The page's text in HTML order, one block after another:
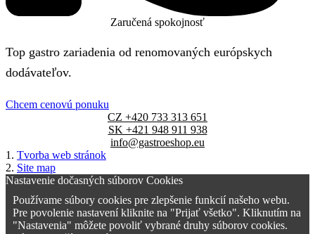
Zaručená spokojnosť
Top gastro zariadenia od renomovaných európskych
dodávateľov.
Chcem cenovú ponuku
CZ +420 733 313 651
SK +421 948 911 938
info@gastroeshop.eu
1. Tvorba web stránok
2. Site map
Nastavenie dočasných súborov Cookies
Používame súbory cookies pre zlepšenie funkcií našeho webu.
Pre povolenie nastavení kliknite na "Prijať všetko". Kliknutím na
"Nastavenia" môžete povoliť vybrané druhy súborov cookies.